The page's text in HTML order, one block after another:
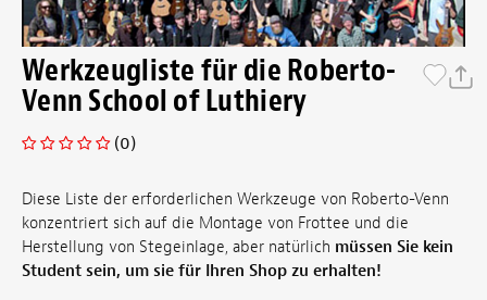
Werkzeugliste für die Roberto-
Venn School of Luthiery
(0)
Diese Liste der erforderlichen Werkzeuge von Roberto-Venn
konzentriert sich auf die Montage von Frottee und die
Herstellung von Stegeinlage, aber natürlich müssen Sie kein
Student sein, um sie für Ihren Shop zu erhalten!